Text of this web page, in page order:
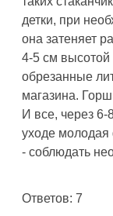
детки, при
она затеняет
4-5 см высотой
обрезанные
магазина.
И все, через
уходе молодая
- соблюдать
Ответов: 7